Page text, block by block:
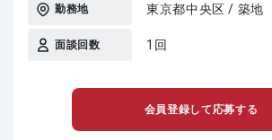
勤務地 東京都中央区 / 築地
面談回数 1回
会員登録して応募する